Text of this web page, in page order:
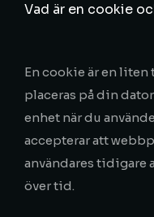
Vad är en cookie
En cookie är en
placeras på din
enhet när du
accepterar att
användares tidigare
över tid.